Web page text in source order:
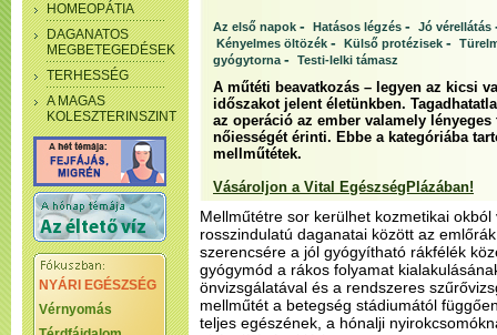
HOMEOPÁTIA
DAGANATOS
MEGBETEGEDÉSEK
TERHESSÉG
A MAGAS
KOLESZTERINSZINT
NYÁRI EGÉSZSÉG
Vérnyomás
Az első napok - Hatásos légzés - Jó vérellátás
Kényelmes öltözék - Külső protézisek -
gyógytorna - Testi-lelki támasz
A műtéti beavatkozás – legyen az kicsi
időszakot jelent életünkben.
az operáció az ember valamely
nőiességét érinti. Ebbe a kategóriába
mellműtétek.
Vásároljon a Vital EgészségPlázában!
Mellműtétre sor kerülhet kozmetikai
rosszindulatú daganatai között az
szerencsére a jól gyógyítható rákfélék
gyógymód a rákos folyamat
önvizsgálatával és a rendszeres
mellműtét a betegség stádiumától
teljes egészének, a hónalji